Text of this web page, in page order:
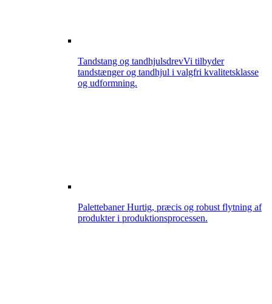
Tandstang og tandhjulsdrevVi tilbyder
tandstænger og tandhjul i valgfri kvalitetsklasse
og udformning.
PalettebanerHurtig, præcis og robust flytning af
produkter i produktionsprocessen.